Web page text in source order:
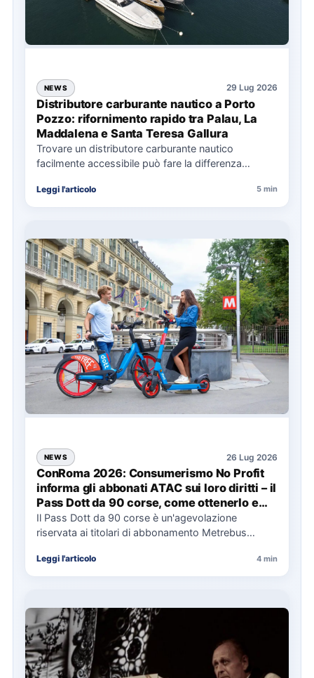
NEWS 29 Lug 2026
Distributore carburante nautico a Porto
Pozzo: rifornimento rapido tra Palau, La
Maddalena e Santa Teresa Gallura
Trovare un distributore carburante nautico
facilmente accessibile può fare la differenza
soprattutto…
Leggi l'articolo 5 min
NEWS 26 Lug 2026
ConRoma 2026: Consumerismo No Profit
informa gli abbonati ATAC sui loro diritti – il
Pass Dott da 90 corse, come ottenerlo e
cosa spetta in caso di disservizi
Il Pass Dott da 90 corse è un'agevolazione
riservata ai titolari di abbonamento Metrebus
Leggi l'articolo 4 min